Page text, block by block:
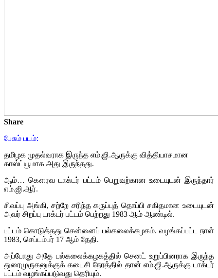
Share
பேசும் படம்:
தமிழக முதல்வராக இருந்த எம்.ஜி.ஆருக்கு வித்தியாசமான
காஸ்ட்யூமாக அது இருந்தது.
ஆம்… கௌரவ டாக்டர் பட்டம் பெறுவற்கான உடையுடன் இருந்தார்
எம்.ஜி.ஆர்.
சிவப்பு அங்கி, சற்றே சரிந்த கருப்புத் தொப்பி சகிதமான உடையுடன்
அவர் சிறப்பு டாக்டர் பட்டம் பெற்றது 1983 ஆம் ஆண்டில்.
பட்டம் கொடுத்தது சென்னைப் பல்கலைக்கழகம். வழங்கப்பட்ட நாள்
1983, செப்டம்பர் 17 ஆம் தேதி.
அப்போது அதே பல்கலைக்கழகத்தில் செனட் உறுப்பினராக இருந்த
துரைமுருகனுக்குக் கடைசி நேரத்தில் தான் எம்.ஜி.ஆருக்கு டாக்டர்
பட்டம் வழங்கப்படுவது தெரியும்.